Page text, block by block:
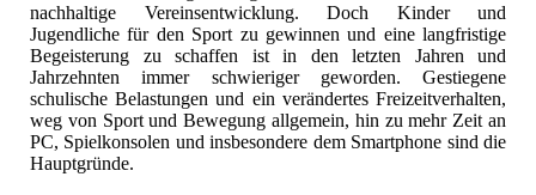
nachhaltige Vereinsentwicklung. Doch Kinder und
Jugendliche für den Sport zu gewinnen und eine langfristige
Begeisterung zu schaffen ist in den letzten Jahren und
Jahrzehnten immer schwieriger geworden. Gestiegene
schulische Belastungen und ein verändertes Freizeitverhalten,
weg von Sport und Bewegung allgemein, hin zu mehr Zeit an
PC, Spielkonsolen und insbesondere dem Smartphone sind die
Hauptgründe.